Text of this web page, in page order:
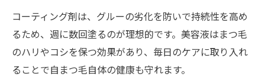
コーティング剤は、グルーの劣化を防いで持続性を高め
るため、週に数回塗るのが理想的です。美容液はまつ毛
のハリやコシを保つ効果があり、毎日のケアに取り入れ
ることで自まつ毛自体の健康も守れます。